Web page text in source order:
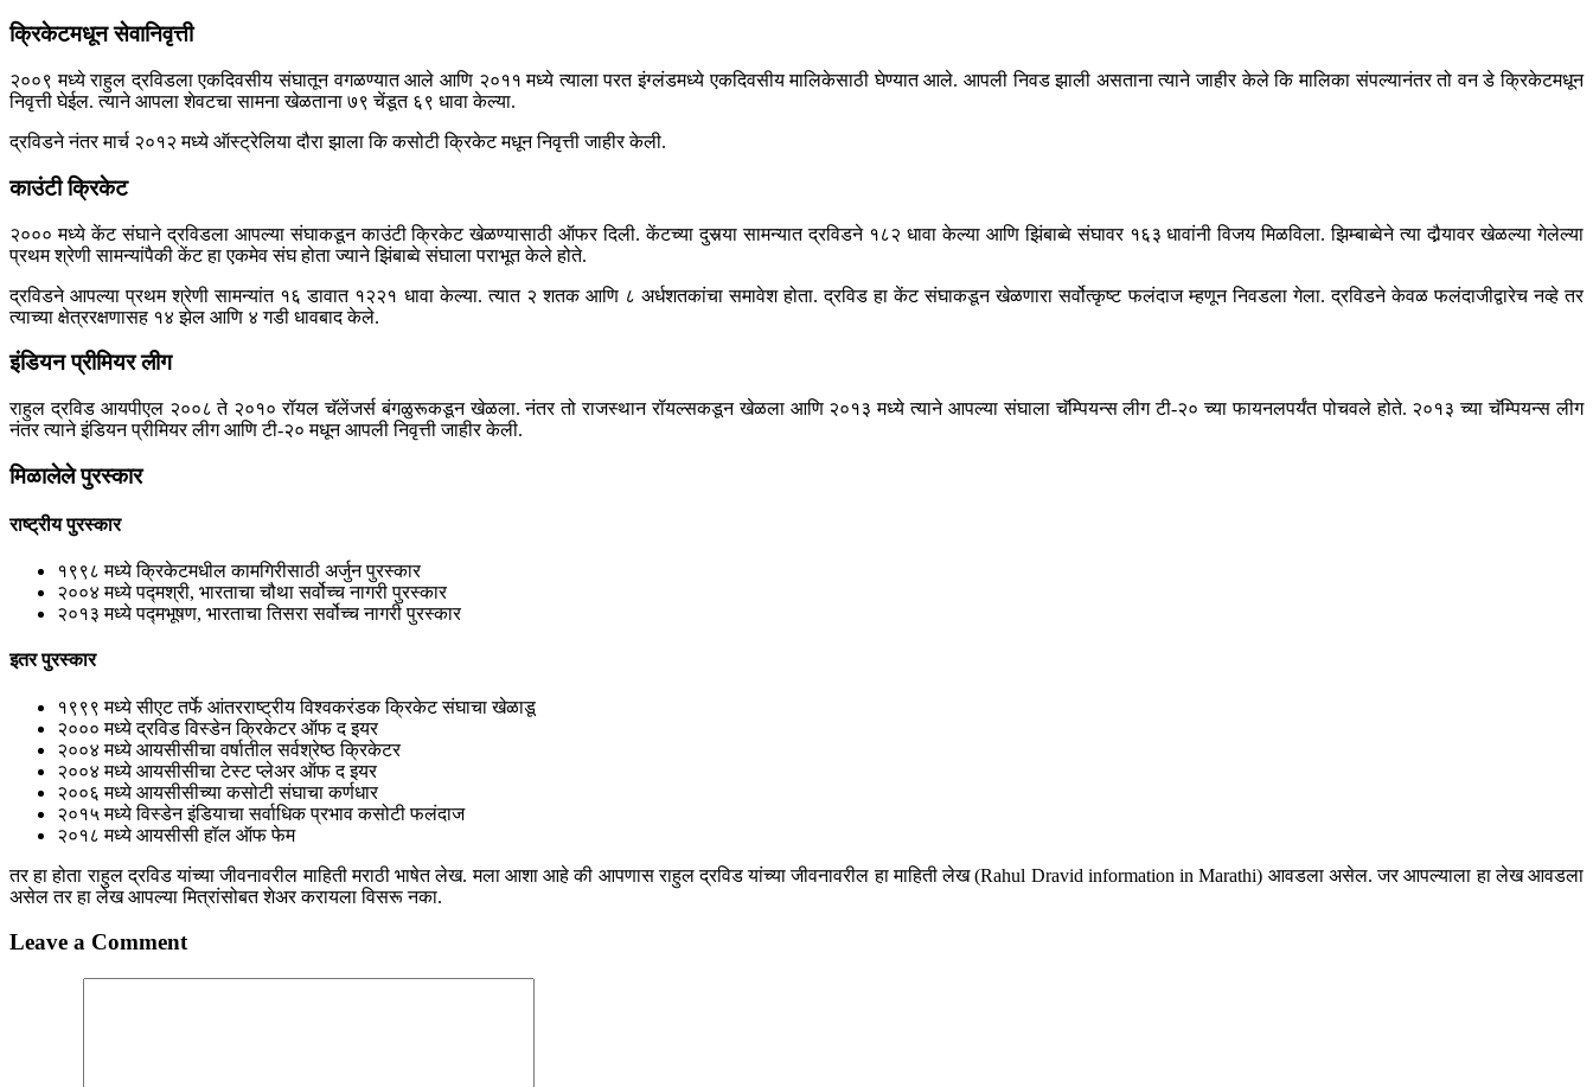
क्रिकेटमधून सेवानिवृत्ती
२००९ मध्ये राहुल द्रविडला एकदिवसीय संघातून वगळण्यात आले आणि २०११ मध्ये त्याला परत इंग्लंडमध्ये एकदिवसीय मालिकेसाठी घेण्यात आले. आपली निवड झाली असताना त्याने जाहीर केले कि मालिका संपल्यानंतर तो वन डे क्रिकेटमधून
निवृत्ती घेईल. त्याने आपला शेवटचा सामना खेळताना ७९ चेंडूत ६९ धावा केल्या.
द्रविडने नंतर मार्च २०१२ मध्ये ऑस्ट्रेलिया दौरा झाला कि कसोटी क्रिकेट मधून निवृत्ती जाहीर केली.
काउंटी क्रिकेट
२००० मध्ये केंट संघाने द्रविडला आपल्या संघाकडून काउंटी क्रिकेट खेळण्यासाठी ऑफर दिली. केंटच्या दुसर्‍या सामन्यात द्रविडने १८२ धावा केल्या आणि झिंबाब्वे संघावर १६३ धावांनी विजय मिळविला. झिम्बाब्वेने त्या दौर्‍यावर खेळल्या गेलेल्या
प्रथम श्रेणी सामन्यांपैकी केंट हा एकमेव संघ होता ज्याने झिंबाब्वे संघाला पराभूत केले होते.
द्रविडने आपल्या प्रथम श्रेणी सामन्यांत १६ डावात १२२१ धावा केल्या. त्यात २ शतक आणि ८ अर्धशतकांचा समावेश होता. द्रविड हा केंट संघाकडून खेळणारा सर्वोत्कृष्ट फलंदाज म्हणून निवडला गेला. द्रविडने केवळ फलंदाजीद्वारेच नव्हे तर
त्याच्या क्षेत्ररक्षणासह १४ झेल आणि ४ गडी धावबाद केले.
इंडियन प्रीमियर लीग
राहुल द्रविड आयपीएल २००८ ते २०१० रॉयल चॅलेंजर्स बंगळुरूकडून खेळला. नंतर तो राजस्थान रॉयल्सकडून खेळला आणि २०१३ मध्ये त्याने आपल्या संघाला चॅम्पियन्स लीग टी-२० च्या फायनलपर्यंत पोचवले होते. २०१३ च्या चॅम्पियन्स लीग
नंतर त्याने इंडियन प्रीमियर लीग आणि टी-२० मधून आपली निवृत्ती जाहीर केली.
मिळालेले पुरस्कार
राष्ट्रीय पुरस्कार
१९९८ मध्ये क्रिकेटमधील कामगिरीसाठी अर्जुन पुरस्कार
२००४ मध्ये पद्मश्री, भारताचा चौथा सर्वोच्च नागरी पुरस्कार
२०१३ मध्ये पद्मभूषण, भारताचा तिसरा सर्वोच्च नागरी पुरस्कार
इतर पुरस्कार
१९९९ मध्ये सीएट तर्फे आंतरराष्ट्रीय विश्वकरंडक क्रिकेट संघाचा खेळाडू
२००० मध्ये द्रविड विस्डेन क्रिकेटर ऑफ द इयर
२००४ मध्ये आयसीसीचा वर्षातील सर्वश्रेष्ठ क्रिकेटर
२००४ मध्ये आयसीसीचा टेस्ट प्लेअर ऑफ द इयर
२००६ मध्ये आयसीसीच्या कसोटी संघाचा कर्णधार
२०१५ मध्ये विस्डेन इंडियाचा सर्वाधिक प्रभाव कसोटी फलंदाज
२०१८ मध्ये आयसीसी हॉल ऑफ फेम
तर हा होता राहुल द्रविड यांच्या जीवनावरील माहिती मराठी भाषेत लेख. मला आशा आहे की आपणास राहुल द्रविड यांच्या जीवनावरील हा माहिती लेख (Rahul Dravid information in Marathi) आवडला असेल. जर आपल्याला हा लेख आवडला
असेल तर हा लेख आपल्या मित्रांसोबत शेअर करायला विसरू नका.
Leave a Comment